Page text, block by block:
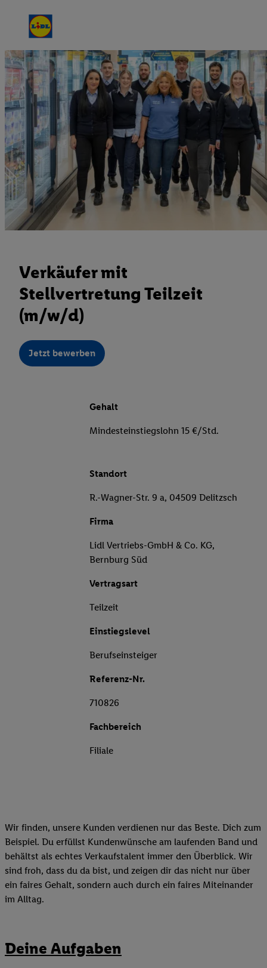
Verkäufer mit
Stellvertretung Teilzeit
(m/w/d)
Jetzt bewerben
Gehalt
Mindesteinstiegslohn 15 €/Std.
Standort
R.-Wagner-Str. 9 a, 04509 Delitzsch
Firma
Lidl Vertriebs-GmbH & Co. KG,
Bernburg Süd
Vertragsart
Teilzeit
Einstiegslevel
Berufseinsteiger
Referenz-Nr.
710826
Fachbereich
Filiale
Wir finden, unsere Kunden verdienen nur das Beste. Dich zum
Beispiel. Du erfüllst Kundenwünsche am laufenden Band und
behältst als echtes Verkaufstalent immer den Überblick. Wir
sind froh, dass du da bist, und zeigen dir das nicht nur über
ein faires Gehalt, sondern auch durch ein faires Miteinander
im Alltag.
Deine Aufgaben